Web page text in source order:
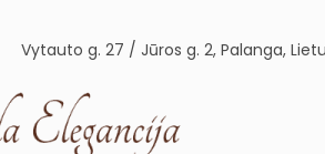
Vytauto g. 27 / Jūros g. 2, Palanga,